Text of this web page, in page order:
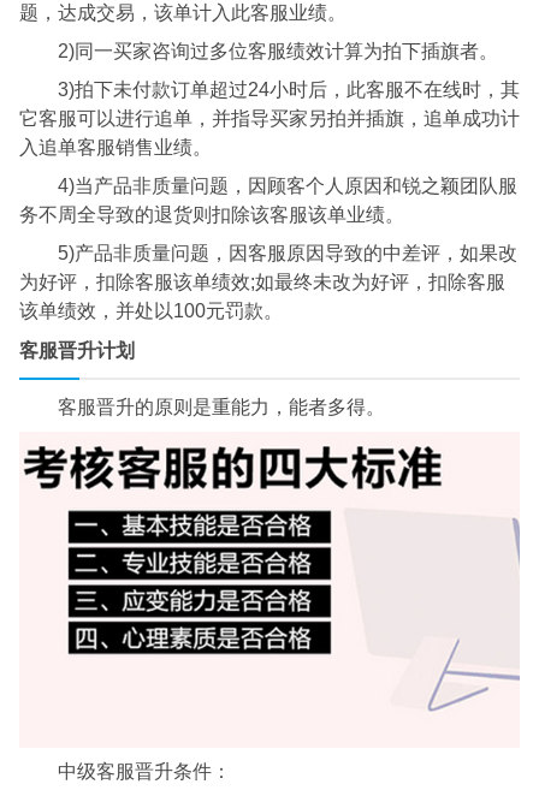
题，达成交易，该单计入此客服业绩。
2)同一买家咨询过多位客服绩效计算为拍下插旗者。
3)拍下未付款订单超过24小时后，此客服不在线时，其
它客服可以进行追单，并指导买家另拍并插旗，追单成功计
入追单客服销售业绩。
4)当产品非质量问题，因顾客个人原因和锐之颖团队服
务不周全导致的退货则扣除该客服该单业绩。
5)产品非质量问题，因客服原因导致的中差评，如果改
为好评，扣除客服该单绩效;如最终未改为好评，扣除客服
该单绩效，并处以100元罚款。
客服晋升计划
客服晋升的原则是重能力，能者多得。
中级客服晋升条件：